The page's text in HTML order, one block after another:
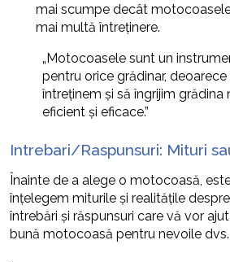
mai scumpe decât
mai multă întreținere.
„Motocoasele sunt un
pentru orice grădinar,
întreținem și să îngrijim grădina
eficient și eficace.”
Intrebari/Raspunsuri: Mituri
Înainte de a alege o motocoasă,
înțelegem miturile și realitățile
întrebări și răspunsuri care vă vor
bună motocoasă pentru nevoile dvs.